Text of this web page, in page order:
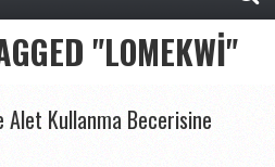
"LOMEKWI"
Alet Kullanma Becerisine